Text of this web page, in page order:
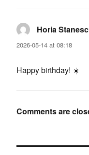
Horia
2026-05-14 at 08:18
Happy birthday! ☀️
Comments are